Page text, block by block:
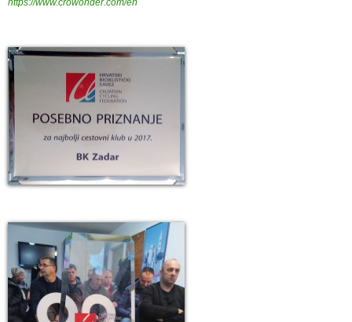
https://www.crowonder.com/en